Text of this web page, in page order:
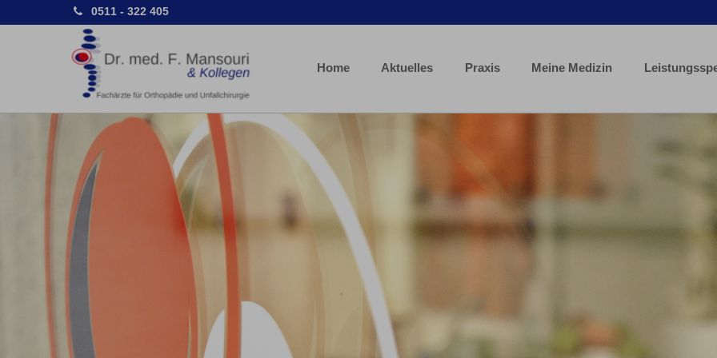
0511 - 322 405
Home Aktuelles Praxis Meine Medizin